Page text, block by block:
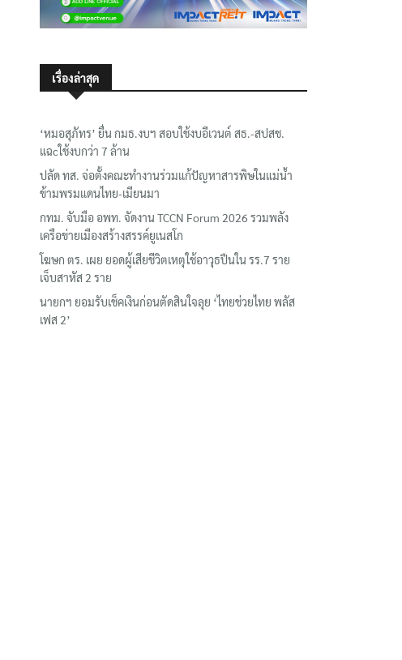
เรื่องล่าสุด
‘หมอสุภัทร’ ยื่น กมธ.งบฯ สอบใช้งบอีเวนต์ สธ.-สปสช.
แฉcใช้งบกว่า 7 ล้าน
ปลัด ทส. จ่อตั้งคณะทำงานร่วมแก้ปัญหาสารพิษในแม่น้ำ
ข้ามพรมแดนไทย-เมียนมา
กทม. จับมือ อพท. จัดงาน TCCN Forum 2026 รวมพลัง
เครือข่ายเมืองสร้างสรรค์ยูเนสโก
โฆษก ตร. เผย ยอดผู้เสียชีวิตเหตุใช้อาวุธปืนใน รร.7 ราย
เจ็บสาหัส 2 ราย
นายกฯ ยอมรับเช็คเงินก่อนตัดสินใจลุย ‘ไทยช่วยไทย พลัส
เฟส 2’